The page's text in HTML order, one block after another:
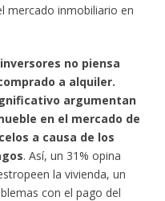
mercado inmobiliario en
no piensa
a alquiler.
argumentan
en el mercado de
a causa de los
. Así, un 31% opina
la vivienda, un
con el pago del